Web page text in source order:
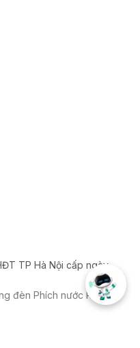
TP Hà Nội cấp ngày
đèn Phích nước Rạng